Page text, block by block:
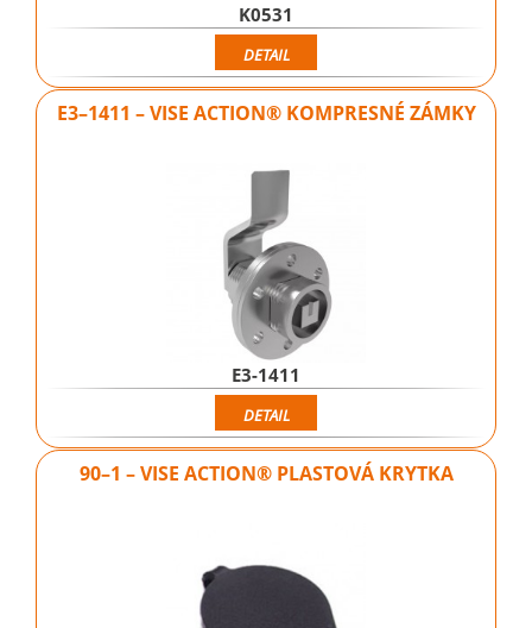
K0531
DETAIL
E3–1411 – VISE ACTION® KOMPRESNÉ ZÁMKY
E3-1411
DETAIL
90–1 – VISE ACTION® PLASTOVÁ KRYTKA